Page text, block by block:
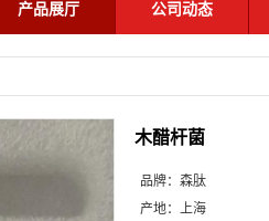
产品展厅 公司动态
木醋杆菌
品牌： 森肽
产地： 上海